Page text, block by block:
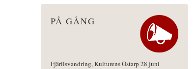
PÅ GÅNG
Fjärilsvandring, Kulturens Östarp 28 juni